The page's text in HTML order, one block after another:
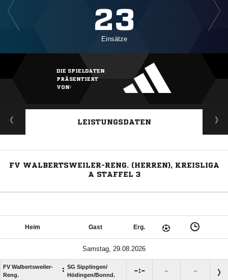
23
Einsätze
DIE SPIELDATEN
PRÄSENTIERT
VON:
LEISTUNGSDATEN
FV WALBERTSWEILER-RENG. (HERREN), KREISLIGA
A STAFFEL 3
Heim Gast Erg.
Samstag, 29.08.2026
FV Walbertsweiler-
Reng.
: SG Sipplingen/​
Hödingen/​Bonnd.
: – –